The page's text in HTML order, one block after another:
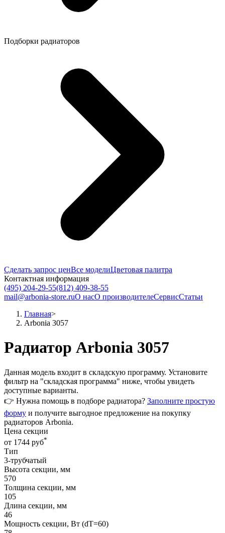
Подборки радиаторов
Сделать запрос ценВсе моделиЦветовая палитра
Контактная информация
(495) 204-29-55(812) 409-38-55
mail@arbonia-store.ruО насО производителеСервисСтатьи
Главная>
Arbonia 3057
Радиатор Arbonia 3057
Данная модель входит в складскую программу. Установите
фильтр на "складская программа" ниже, чтобы увидеть
доступные варианты.
👉 Нужна помощь в подборе радиатора? Заполните простую
форму и получите выгодное предложение на покупку
радиаторов Arbonia.
Цена секции
от 1744 руб*
Тип
3-трубчатый
Высота секции, мм
570
Толщина секции, мм
105
Длина секции, мм
46
Мощность секции, Вт (dT=60)